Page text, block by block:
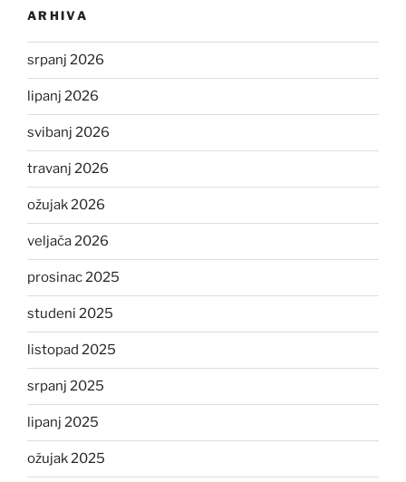
ARHIVA
srpanj 2026
lipanj 2026
svibanj 2026
travanj 2026
ožujak 2026
veljača 2026
prosinac 2025
studeni 2025
listopad 2025
srpanj 2025
lipanj 2025
ožujak 2025